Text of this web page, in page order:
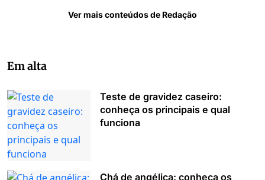
Ver mais conteúdos de Redação
Em alta
Teste de gravidez caseiro:
conheça os principais e qual
funciona
Chá de angélica: conheça os